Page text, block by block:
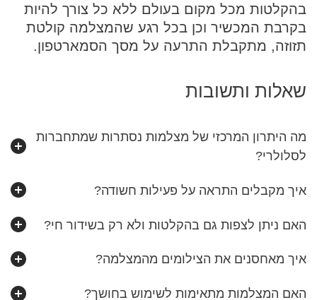
בהקלטות מכל מקום בעולם ללא כל צורך להיות
בקרבת המכשיר וכן בכל רגע שהמצלמה קולטת
תזוזה, מתקבלת התרעה על מסך הסמארטפון.
שאלות ותשובות
מה היתרון המרכזי של מצלמות נסתרות שמתחברות
לסלולרי?
איך מקבלים התראה על פעילות חשודה?
האם ניתן לצפות גם בהקלטות ולא רק בשידור חי?
איך מאחסנים את הצילומים מהמצלמה?
האם המצלמות מתאימות לשימוש בחושך?